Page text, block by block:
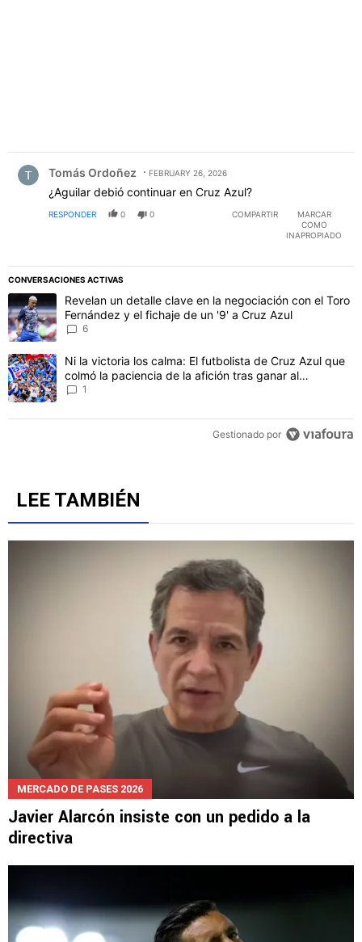
Tomás Ordoñez FEBRUARY 26, 2026
¿Aguilar debió continuar en Cruz Azul?
RESPONDER 0 0 COMPARTIR
MARCAR
COMO
INAPROPIADO
CONVERSACIONES ACTIVAS
Este listado muestra los artículos con más comentarios en los
Un artículo de tendencia con el título "Revelan un detalle clave
Revelan un detalle clave en la negociación con el Toro
Fernández y el fichaje de un '9' a Cruz Azul
6
Un artículo de tendencia con el título "Ni la victoria los calma: El
Ni la victoria los calma: El futbolista de Cruz Azul que
colmó la paciencia de la afición tras ganar al
Philadelphia
1
Gestionado por
LEE TAMBIÉN
MERCADO DE PASES 2026
Javier Alarcón insiste con un pedido a la
directiva